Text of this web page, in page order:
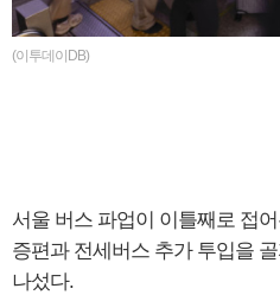
(이투데이DB)
서울 버스 파업이 이틀째로 접
증편과 전세버스 추가 투입을
나섰다.